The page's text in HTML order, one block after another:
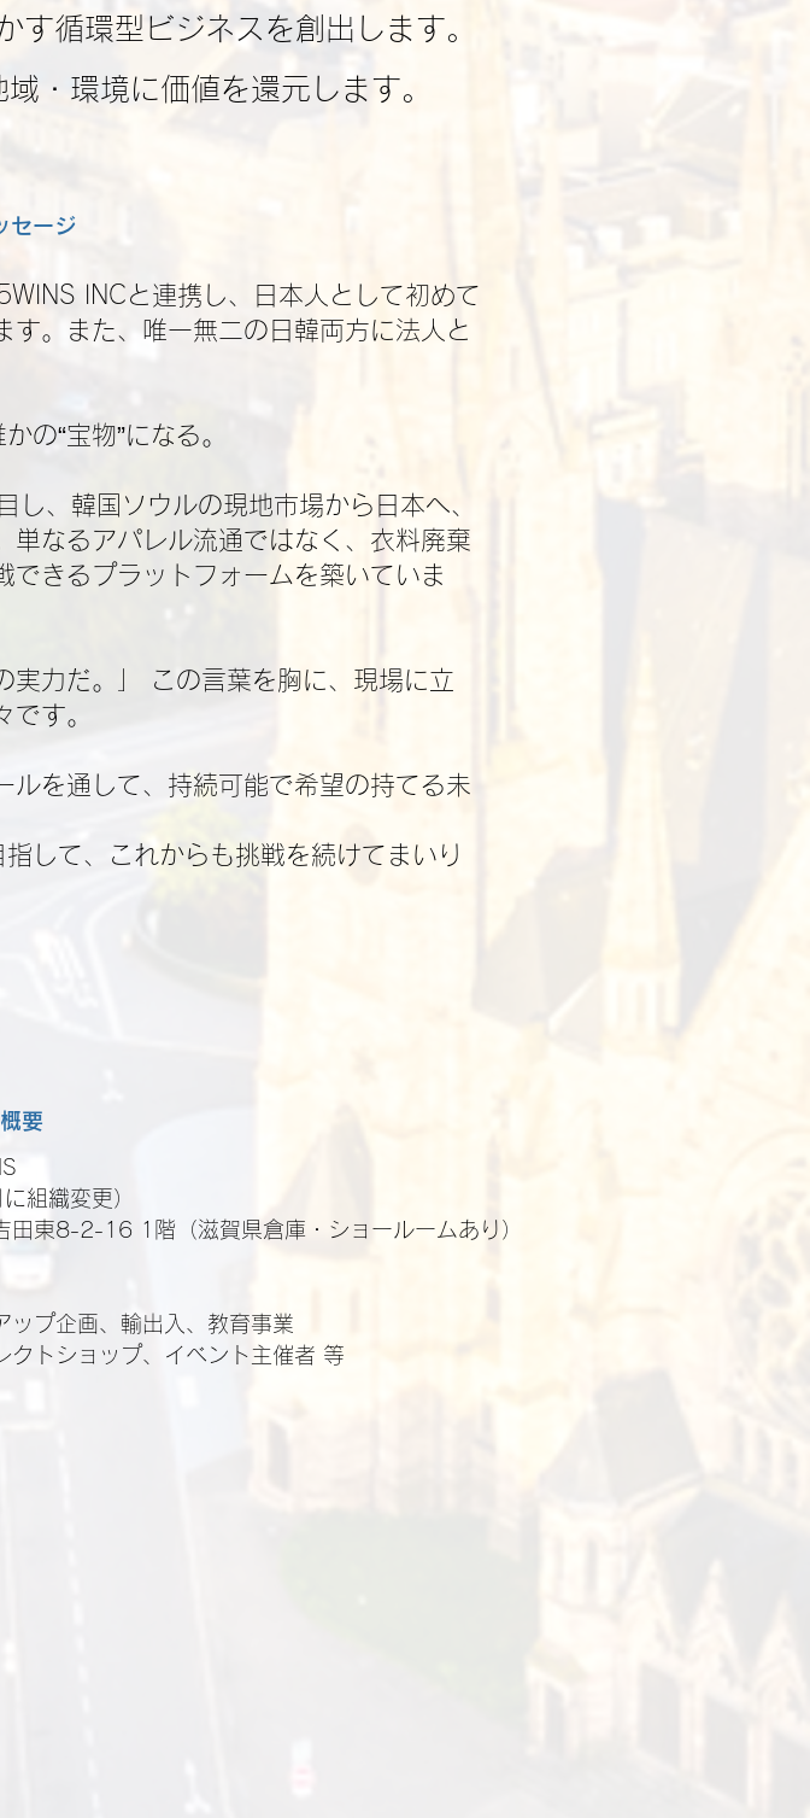
す循環型ビジネスを創出します。
・環境に価値を還元します。
セージ
INCと連携し、日本人として初めて
。また、唯一無二の日韓両方に法人と
の“宝物”になる。
、韓国ソウルの現地市場から日本へ、
単なるアパレル流通ではなく、衣料廃棄
できるプラットフォームを築いていま
実力だ。」 この言葉を胸に、現場に立
す。
ルを通して、持続可能で希望の持てる未
して、これからも挑戦を続けてまいり
要
織変更）
8-2-16 1階（滋賀県倉庫・ショールームあり）
企画、輸出入、教育事業
ショップ、イベント主催者 等